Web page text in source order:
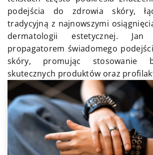
podejścia do zdrowia skóry,
tradycyjną z najnowszymi
dermatologii estetycznej.
propagatorem świadomego
skóry, promując stosowanie
skutecznych produktów oraz